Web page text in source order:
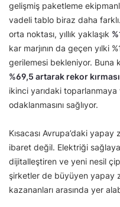
gelişmiş paketleme
vadeli tablo biraz daha
orta noktası, yıllık yaklaşık
kar marjının da geçen yılki
gerilemesi bekleniyor. Buna
%69,5 artarak rekor kırması
ikinci yarıdaki
odaklanmasını sağlıyor.
Kısacası Avrupa’daki yapay
ibaret değil. Elektriği
dijitalleştiren ve yeni nesil
şirketler de büyüyen yapay
kazananları arasında yer